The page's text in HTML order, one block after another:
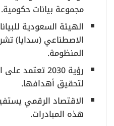
مجموعة بيانات حكومية.
الهيئة السعودية
الاصطناعي (سدايا)
المنظومة.
رؤية 2030
لتحقيق أهدافها.
الاقتصاد الرقمي
هذه المبادرات.